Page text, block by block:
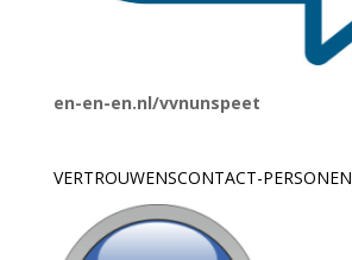
en-en-en.nl/vvnunspeet
VERTROUWENSCONTACT-PERSONEN